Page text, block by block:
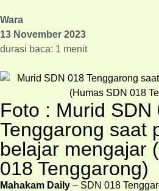
Wara
13 November 2023
durasi baca: 1 menit
Foto : Murid SDN
Tenggarong saat
belajar mengajar
018 Tenggarong)
Mahakam Daily – SDN 018